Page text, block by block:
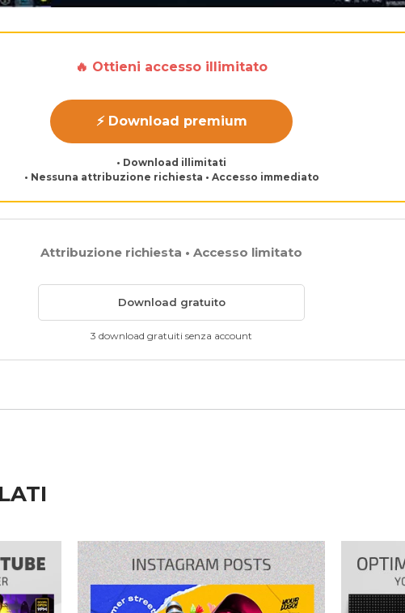
🔥 Ottieni accesso illimitato
⚡ Download premium
• Download illimitati
• Nessuna attribuzione richiesta • Accesso immediato
Attribuzione richiesta • Accesso limitato
Download gratuito
3 download gratuiti senza account